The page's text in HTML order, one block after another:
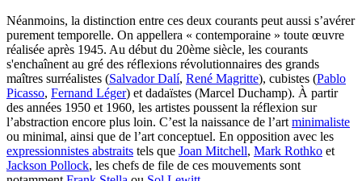
Néanmoins, la distinction entre ces deux courants peut aussi s’avérer
purement temporelle. On appellera « contemporaine » toute œuvre
réalisée après 1945. Au début du 20ème siècle, les courants
s'enchaînent au gré des réflexions révolutionnaires des grands
maîtres surréalistes (Salvador Dalí, René Magritte), cubistes (Pablo
Picasso, Fernand Léger) et dadaïstes (Marcel Duchamp). À partir
des années 1950 et 1960, les artistes poussent la réflexion sur
l’abstraction encore plus loin. C’est la naissance de l’artminimaliste
ou minimal, ainsi que de l’art conceptuel. En opposition avec les
expressionnistes abstraits tels que Joan Mitchell, Mark Rothko et
Jackson Pollock, les chefs de file de ces mouvements sont